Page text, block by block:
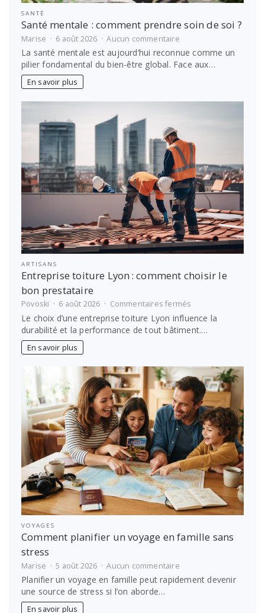
SANTÉ
Santé mentale : comment prendre soin de soi ?
Marise 6 août 2026 Aucun commentairesur
mentale
:
La santé mentale est aujourd’hui reconnue comme un
pilier fondamental du bien-être global. Face aux…
En savoir plus
ARTISANS
Entreprise toiture Lyon : comment choisir le
bon prestataire
Povoski 6 août 2026 Commentaires fermés
Entreprise
toiture
Lyon :
le
bon
prestataire
Le choix d’une entreprise toiture Lyon influence la
durabilité et la performance de tout bâtiment.…
En savoir plus
VOYAGES
Comment planifier un voyage en famille sans
stress
Marise 5 août 2026 Aucun commentairesur
Comment
planifier
Planifier un voyage en famille peut rapidement devenir
une source de stress si l’on aborde…
En savoir plus